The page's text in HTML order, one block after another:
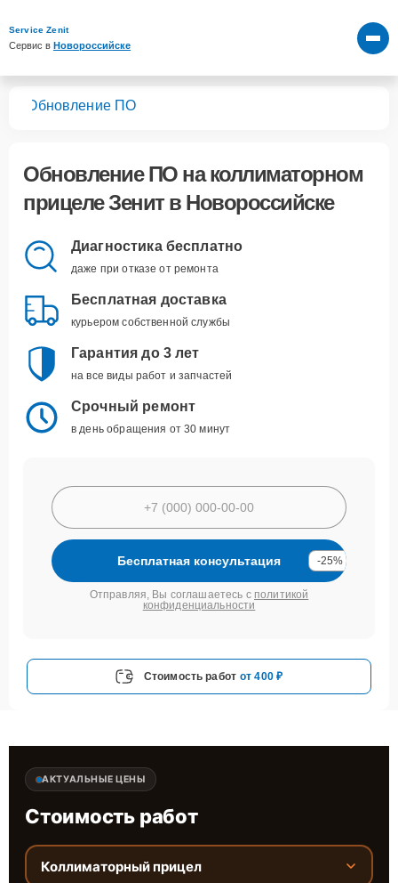
Service Zenit
Сервис в Новороссийске
Обновление ПО
Обновление ПОна коллиматорном
прицеле Зенит в Новороссийске
Диагностика бесплатно
даже при отказе от ремонта
Бесплатная доставка
курьером собственной службы
Гарантия до 3 лет
на все виды работ и запчастей
Срочный ремонт
в день обращения от 30 минут
Бесплатная консультация -25%
Отправляя, Вы соглашаетесь с политикой
конфиденциальности
Стоимость работ от 400 ₽
АКТУАЛЬНЫЕ ЦЕНЫ
Стоимость работ
Коллиматорный прицел